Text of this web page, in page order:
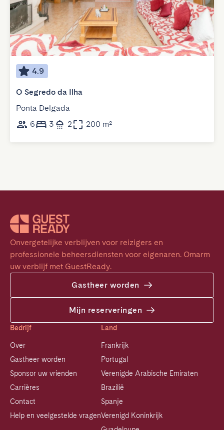
4.9
O Segredo da Ilha
Ponta Delgada
6
3 2 200 m²
Onvergetelijke verblijven voor reizigers en
professionele beheersdiensten voor eigenaren. Omarm
uw verblijf met GuestReady.
Gastheer worden
Mijn reserveringen
Bedrijf
Over
Gastheer worden
Sponsor uw vrienden
Carrières
Contact
Help en veelgestelde vragen
Land
Frankrijk
Portugal
Verenigde Arabische Emiraten
Brazilië
Spanje
Verenigd Koninkrijk